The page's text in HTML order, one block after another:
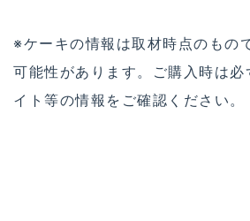
※ケーキの情報は取材時点のもの
可能性があります。ご購入時は必
イト等の情報をご確認ください。